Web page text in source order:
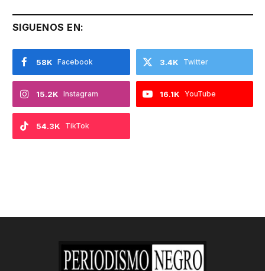
SIGUENOS EN:
Facebook
58K Twitter
3.4K
Instagram
15.2K YouTube
16.1K
TikTok
54.3K